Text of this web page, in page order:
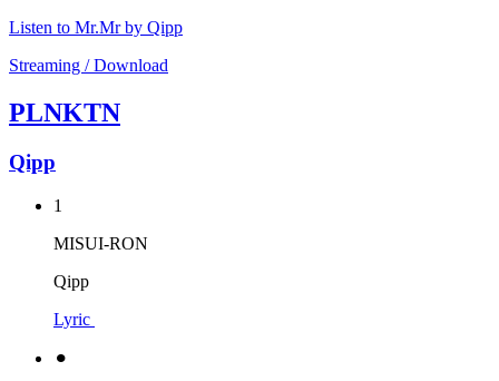
Listen to Mr.Mr by Qipp
Streaming / Download
PLNKTN
Qipp
1
MISUI-RON
Qipp
Lyric
⚫︎